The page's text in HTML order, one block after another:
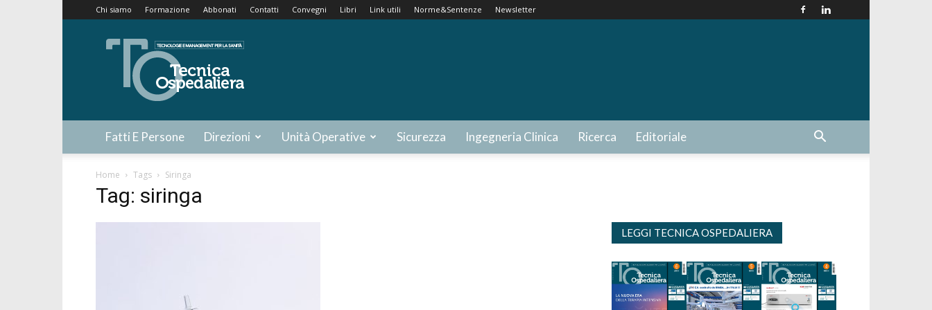
Chi siamo Formazione Abbonati Contatti Convegni Libri Link utili Norme&Sentenze Newsletter
Tecnica
Ospedaliera
Fatti E Persone Direzioni Unità Operative Sicurezza Ingegneria Clinica Ricerca Editoriale
Home Tags Siringa
Tag: siringa
LEGGI TECNICA OSPEDALIERA